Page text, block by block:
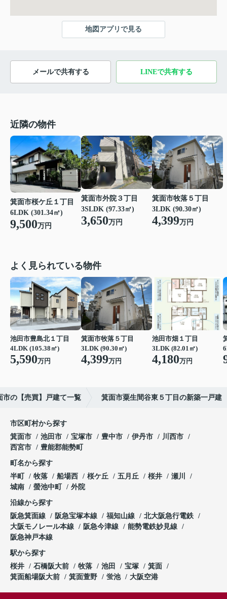
地図アプリで見る
メールで共有する LINEで共有する
近隣の物件
箕面市桜ケ丘１丁目
6LDK (301.34㎡)
9,500万円
箕面市外院３丁目
3SLDK (97.33㎡)
3,650万円
箕面市牧落５丁目
3LDK (90.30㎡)
4,399万円
よく見られている物件
池田市豊島北１丁目
4LDK (105.38㎡)
5,590万円
箕面市牧落５丁目
3LDK (90.30㎡)
4,399万円
池田市畑１丁目
3LDK (82.01㎡)
4,180万円
市の【売買】戸建て一覧 箕面市粟生間谷東５丁目の新築一戸建
市区町村から探す
箕面市
池田市 宝塚市 豊中市 伊丹市
川西市
西宮市
豊能郡能勢町
町名から探す
半町
牧落 船場西 桜ケ丘 五月丘 桜井
瀬川
城南
螢池中町 外院
沿線から探す
阪急箕面線
阪急宝塚本線 福知山線
北大阪急行電鉄
大阪モノレール本線
阪急今津線
能勢電鉄妙見線
阪急神戸本線
駅から探す
桜井
石橋阪大前 牧落 池田 宝塚
箕面
箕面船場阪大前
箕面萱野 蛍池 大阪空港